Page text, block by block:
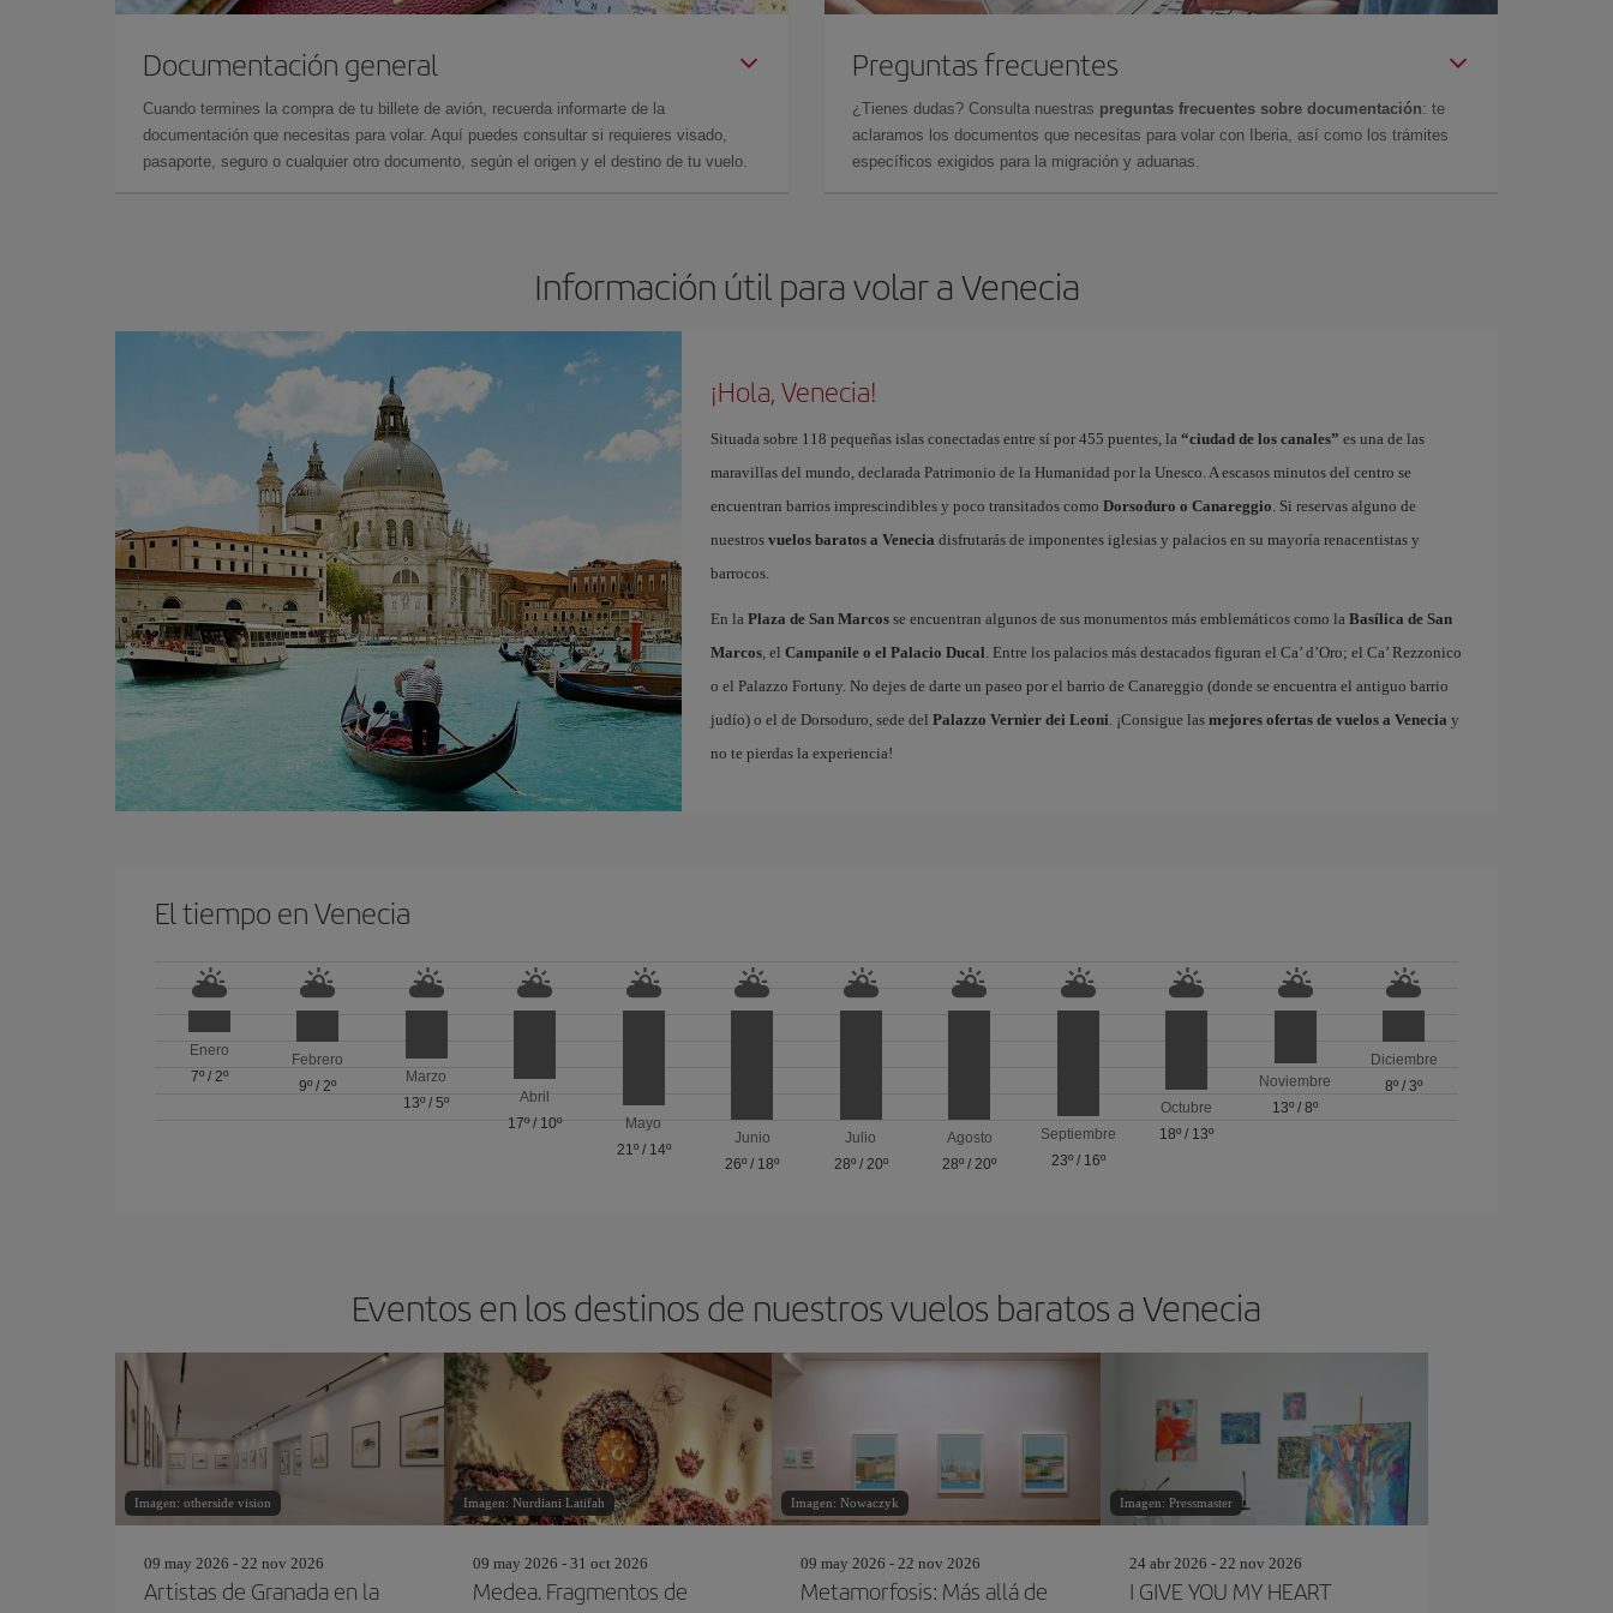
Documentación general
Cuando termines la compra de tu billete de avión, recuerda informarte de la
documentación que necesitas para volar. Aquí puedes consultar si requieres visado,
pasaporte, seguro o cualquier otro documento, según el origen y el destino de tu vuelo.
Preguntas frecuentes
¿Tienes dudas? Consulta nuestras preguntas frecuentes sobre documentación: te
aclaramos los documentos que necesitas para volar con Iberia, así como los trámites
específicos exigidos para la migración y aduanas.
Información útil para volar a Venecia
¡Hola, Venecia!
Situada sobre 118 pequeñas islas conectadas entre sí por 455 puentes, la “ciudad de los canales” es una de las
maravillas del mundo, declarada Patrimonio de la Humanidad por la Unesco. A escasos minutos del centro se
encuentran barrios imprescindibles y poco transitados como Dorsoduro o Canareggio. Si reservas alguno de
nuestros vuelos baratos a Venecia disfrutarás de imponentes iglesias y palacios en su mayoría renacentistas y
barrocos.
En la Plaza de San Marcosse encuentran algunos de sus monumentos más emblemáticos como la Basílica de San
Marcos, el Campanile o el Palacio Ducal. Entre los palacios más destacados figuran el Ca’ d’Oro; el Ca’ Rezzonico
o el Palazzo Fortuny. No dejes de darte un paseo por el barrio de Canareggio (donde se encuentra el antiguo barrio
judío) o el de Dorsoduro, sede del Palazzo Vernier dei Leoni. ¡Consigue las mejores ofertas de vuelos a Venecia y
no te pierdas la experiencia!
El tiempo en Venecia
Enero
7º/ 2º
Febrero
9º /2º
Marzo
13º /5º
Abril
17º/ 10º
Mayo
21º/ 14º
Junio
26º / 18º
Julio
28º/ 20º
Agosto
28º /20º
Septiembre
23º/ 16º
Octubre
18º / 13º
Noviembre
13º /8º
Diciembre
8º /3º
Eventos en los destinos de nuestros vuelos baratos a Venecia
Imagen: otherside vision
09 may 2026 - 22 nov 2026
Artistas de Granada en la
Imagen: Nurdiani Latifah
09 may 2026 - 31 oct 2026
Medea. Fragmentos de
Imagen: Nowaczyk
09 may 2026 - 22 nov 2026
Metamorfosis: Más allá de
Imagen: Pressmaster
24 abr 2026 - 22 nov 2026
I GIVE YOU MY HEART